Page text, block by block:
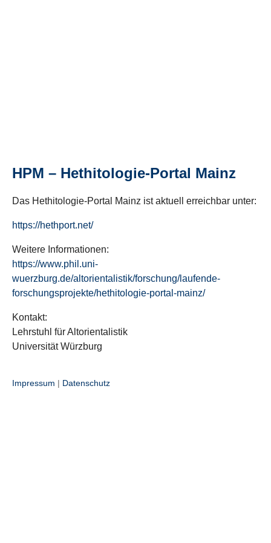
HPM – Hethitologie-Portal Mainz
Das Hethitologie-Portal Mainz ist aktuell erreichbar unter:
https://hethport.net/
Weitere Informationen:
https://www.phil.uni-
wuerzburg.de/altorientalistik/forschung/laufende-
forschungsprojekte/hethitologie-portal-mainz/
Kontakt:
Lehrstuhl für Altorientalistik
Universität Würzburg
Impressum | Datenschutz